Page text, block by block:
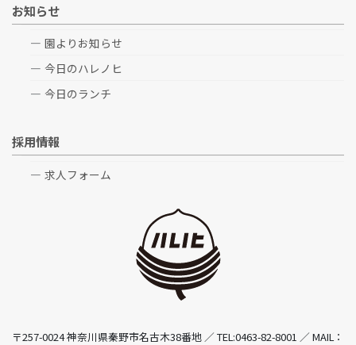
お知らせ
園よりお知らせ
今日のハレノヒ
今日のランチ
採用情報
求人フォーム
〒257-0024 神奈川県秦野市名古木38番地 ／ TEL:0463-82-8001 ／ MAIL：